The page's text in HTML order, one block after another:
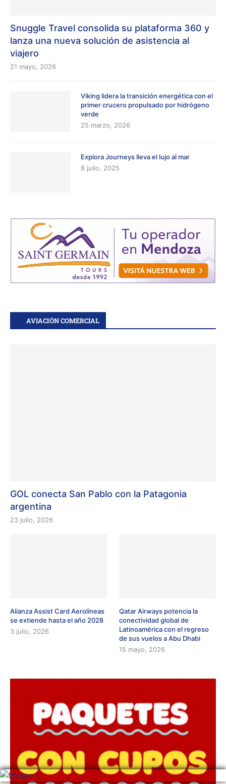
Snuggle Travel consolida su plataforma 360 y
lanza una nueva solución de asistencia al
viajero
21 mayo, 2026
Viking lidera la transición energética con el
primer crucero propulsado por hidrógeno
verde
25 marzo, 2026
Explora Journeys lleva el lujo al mar
8 julio, 2025
AVIACIÓN COMERCIAL
GOL conecta San Pablo con la Patagonia
argentina
23 julio, 2026
Alianza Assist Card Aerolíneas
se extiende hasta el año 2028
3 julio, 2026
Qatar Airways potencia la
conectividad global de
Latinoamérica con el regreso
de sus vuelos a Abu Dhabi
15 mayo, 2026